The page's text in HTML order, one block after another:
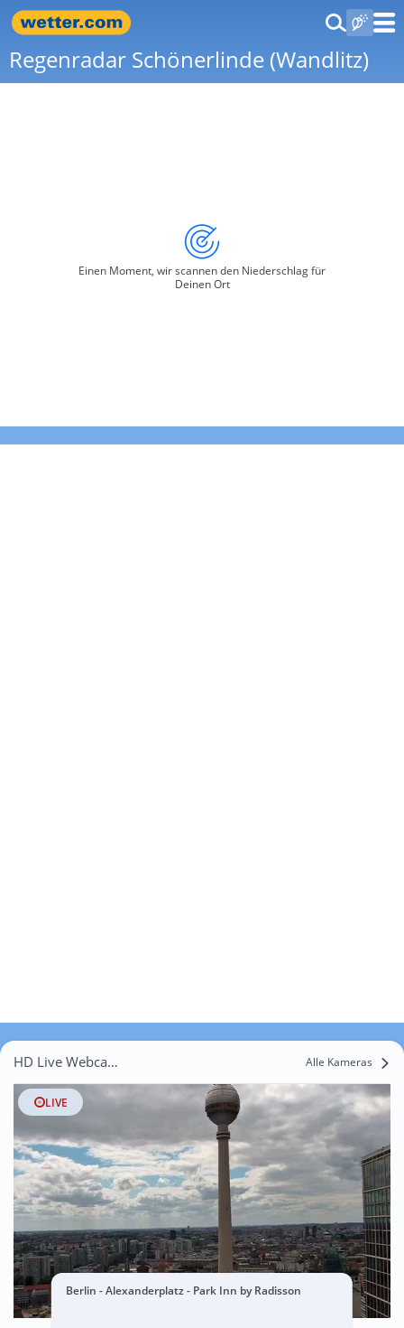
Regenradar Schönerlinde (Wandlitz)
Einen Moment, wir scannen den Niederschlag für
Deinen Ort
HD Live Webcams Schönerlinde Alle Kameras
LIVE
Berlin - Alexanderplatz - Park Inn by Radisson